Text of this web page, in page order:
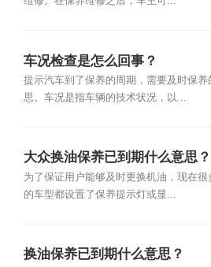
车况检查是怎么回事？
提示汽车到了保养的周期，需要及时保养
思。车况是指车辆的技术状况，以...
大众换油保养已到期什么意思？
为了保证用户能够及时更换机油，现在很
的车型都设置了保养提示灯或显...
换油保养已到期什么意思？